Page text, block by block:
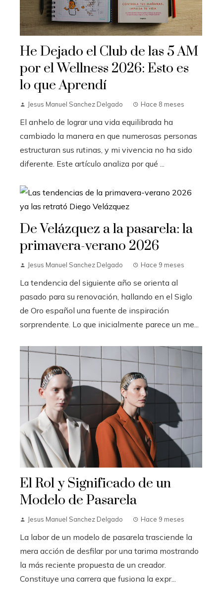
He Dejado el Club de las 5 AM
por el Wellness 2026: Esto es
lo que Aprendí
Jesus Manuel Sanchez Delgado Hace 8 meses
El anhelo de lograr una vida equilibrada ha
cambiado la manera en que numerosas personas
estructuran sus rutinas, y mi vivencia no ha sido
diferente. Este artículo analiza por qué ...
De Velázquez a la pasarela: la
primavera-verano 2026
Jesus Manuel Sanchez Delgado Hace 9 meses
La tendencia del siguiente año se orienta al
pasado para su renovación, hallando en el Siglo
de Oro español una fuente de inspiración
sorprendente. Lo que inicialmente parece un me...
El Rol y Significado de un
Modelo de Pasarela
Jesus Manuel Sanchez Delgado Hace 9 meses
La labor de un modelo de pasarela trasciende la
mera acción de desfilar por una tarima mostrando
la más reciente propuesta de un creador.
Constituye una carrera que fusiona la expr...